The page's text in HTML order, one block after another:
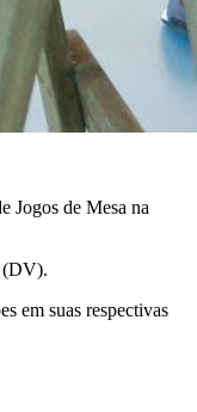
Jogos de Mesa na
(DV).
em suas respectivas